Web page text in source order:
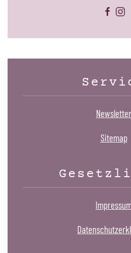
Newsletter
Sitemap